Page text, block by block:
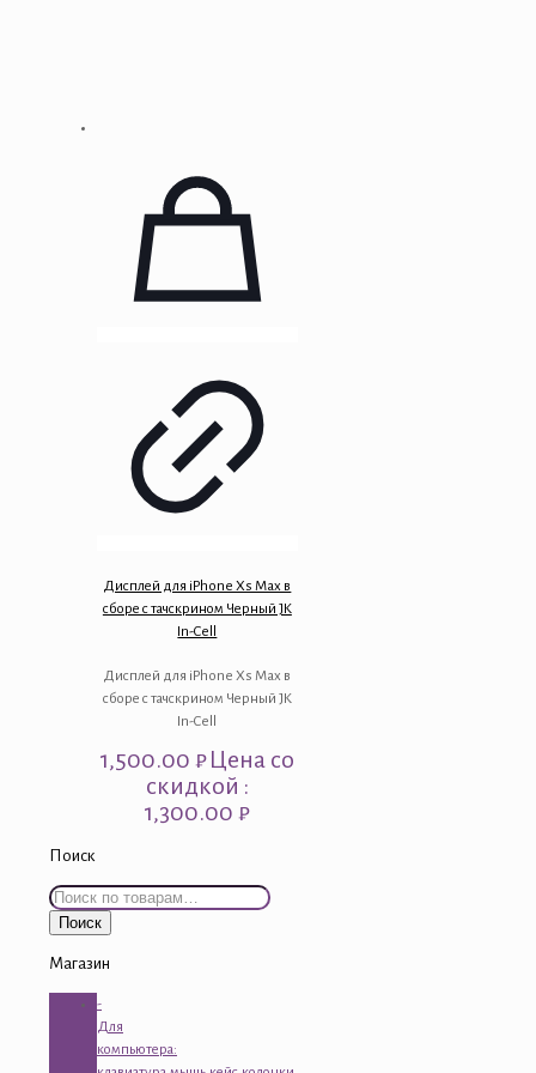
Дисплей для iPhone Xs Max в
сборе с тачскрином Черный JK
In-Cell
Дисплей для iPhone Xs Max в
сборе с тачскрином Черный JK
In-Cell
1,500.00₽Цена со
скидкой :
1,300.00 ₽
Поиск
Искать:
Поиск
Магазин
-
Для
компьютера: